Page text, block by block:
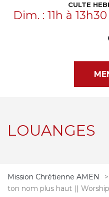
CULTE
Dim. : 11h à
LOUANGES
Mission Chrétienne AMEN >
ton nom plus haut ||